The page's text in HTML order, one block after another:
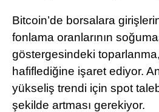
Bitcoin’de borsalara
fonlama oranlarının
göstergesindeki toparlanma,
hafiflediğine işaret ediyor.
yükseliş trendi için spot
şekilde artması gerekiyor.